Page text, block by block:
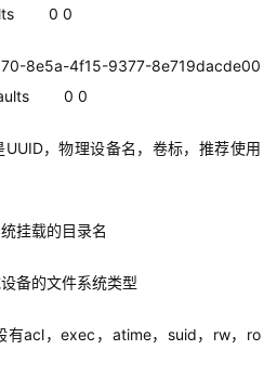
0 0
8e5a-4f15-9377-8e719dacde00
0 0
，物理设备名，卷标，推荐使用
挂载的目录名
备的文件系统类型
acl，exec，atime，suid，rw，ro